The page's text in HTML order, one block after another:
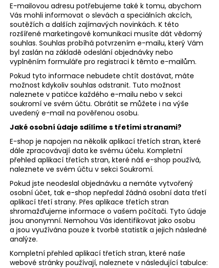
E-mailovou adresu potřebujeme také k tomu, abychom
Vás mohli informovat o slevách a speciálních akcích,
soutěžích a dalších zajímavých novinkách. K této
rozšířené marketingové komunikaci musíte dát vědomý
souhlas. Souhlas probíhá potvrzením e-mailu, který Vám
byl zaslán na základě odeslání objednávky nebo
vyplněním formuláře pro registraci k těmto e-mailům.
Pokud tyto informace nebudete chtít dostávat, máte
možnost kdykoliv souhlas odstranit. Tuto možnost
naleznete v patičce každého e-mailu nebo v sekci
soukromí ve svém účtu. Obrátit se můžete i na výše
uvedený e-mail na pověřenou osobu.
Jaké osobní údaje sdílíme s třetími stranami?
E-shop je napojen na několik aplikací třetích stran, které
dále zpracovávají data ke svému účelu. Kompletní
přehled aplikací třetích stran, které náš e-shop používá,
naleznete ve svém účtu v sekci Soukromí.
Pokud jste neodeslal objednávku a nemáte vytvořený
osobní účet, tak e-shop nepředal žádná osobní data třetí
aplikací třetí strany. Přes aplikace třetích stran
shromažďujeme informace o vašem počítači. Tyto údaje
jsou anonymní. Nemohou Vás identifikovat jako osobu
a jsou využívána pouze k tvorbě statistik a jejich následné
analýze.
Kompletní přehled aplikací třetích stran, které naše
webové stránky používají, naleznete v následující tabulce:
r
u
č
u
j
e
m
e
VOLCANO
CHROM
SPRCHOVÉ
DVEŘE
DO
NIKY
1400MM,
ČIRÉ
SKLO,
GV1014
16
792
Kč
Původně:
20
990
Kč